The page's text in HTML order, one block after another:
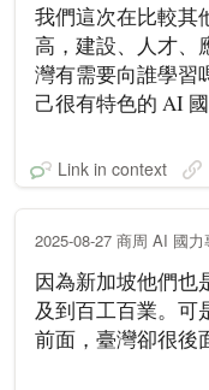
我們這次在比較其
高，建設、人才、
灣有需要向誰學習
己很有特色的 AI
Link in context
2025-08-27 商周 AI 國
因為新加坡他們也
及到百工百業。可
前面，臺灣卻很後